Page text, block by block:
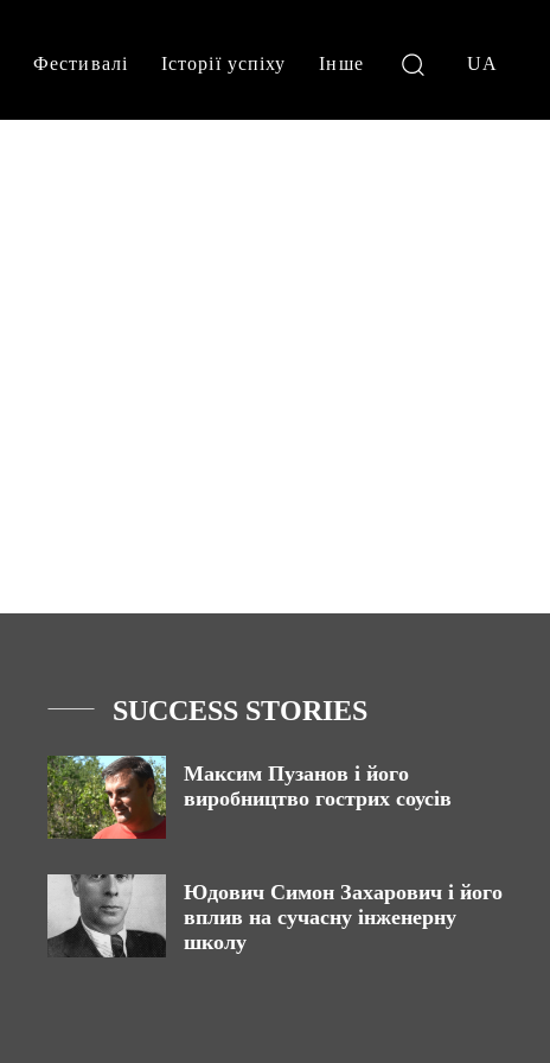
Фестивалі Історії успіху Інше UA
SUCCESS STORIES
Максим Пузанов і його
виробництво гострих соусів
Юдович Симон Захарович і його
вплив на сучасну інженерну
школу